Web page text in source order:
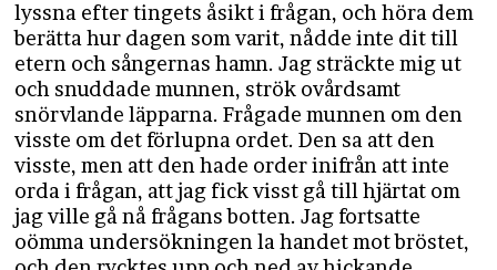
lyssna efter tingets åsikt i frågan, och höra dem
berätta hur dagen som varit, nådde inte dit till
etern och sångernas hamn. Jag sträckte mig ut
och snuddade munnen, strök ovårdsamt
snörvlande läpparna. Frågade munnen om den
visste om det förlupna ordet. Den sa att den
visste, men att den hade order inifrån att inte
orda i frågan, att jag fick visst gå till hjärtat om
jag ville gå nå frågans botten. Jag fortsatte
oömma undersökningen la handet mot bröstet,